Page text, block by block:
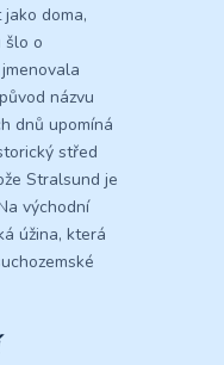
doma,
šlo o
názvu
dnů upomíná
střed
Stralsund je
východní
úžina, která